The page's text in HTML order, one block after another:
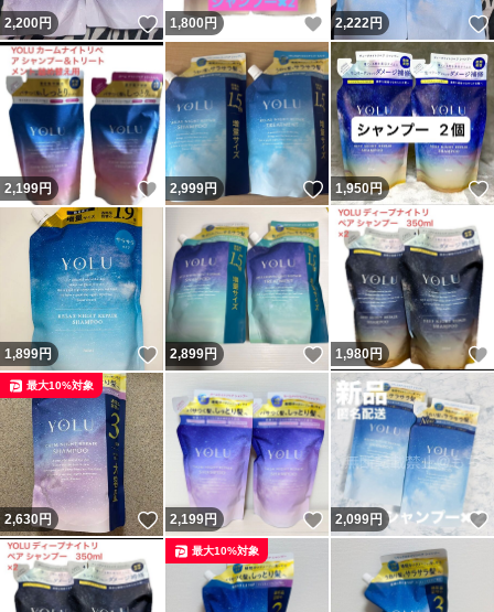
2,200円 いいね！
1,800円 いいね！
2,222円
2,199円 いいね！
2,999円 いいね！
1,950円
1,899円 いいね！
2,899円 いいね！
1,980円
2,630円 いいね！
最大10%対象
2,199円 いいね！
2,099円
最大10%対象